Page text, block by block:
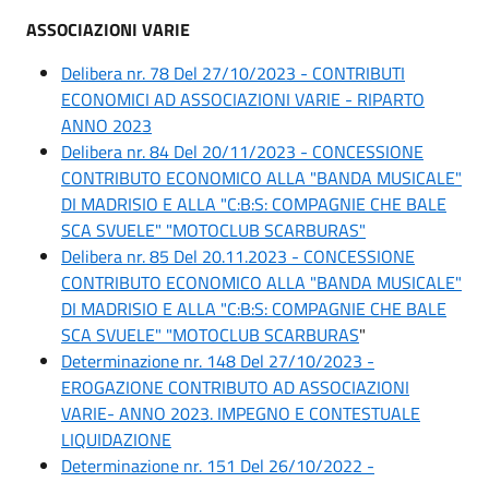
ASSOCIAZIONI VARIE
Delibera nr. 78 Del 27/10/2023 - CONTRIBUTI
ECONOMICI AD ASSOCIAZIONI VARIE - RIPARTO
ANNO 2023
Delibera nr. 84 Del 20/11/2023 - CONCESSIONE
CONTRIBUTO ECONOMICO ALLA "BANDA MUSICALE"
DI MADRISIO E ALLA "C:B:S: COMPAGNIE CHE BALE
SCA SVUELE" "MOTOCLUB SCARBURAS"
Delibera nr. 85 Del 20.11.2023 - CONCESSIONE
CONTRIBUTO ECONOMICO ALLA "BANDA MUSICALE"
DI MADRISIO E ALLA "C:B:S: COMPAGNIE CHE BALE
SCA SVUELE" "MOTOCLUB SCARBURAS"
Determinazione nr. 148 Del 27/10/2023 -
EROGAZIONE CONTRIBUTO AD ASSOCIAZIONI
VARIE- ANNO 2023. IMPEGNO E CONTESTUALE
LIQUIDAZIONE
Determinazione nr. 151 Del 26/10/2022 -